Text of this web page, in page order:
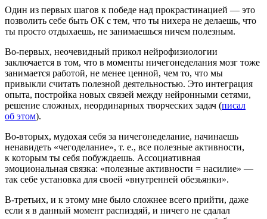
Один из первых шагов к победе над прокрастинацией — это
позволить себе быть ОК с тем, что ты нихера не делаешь, что
ты просто отдыхаешь, не занимаешься ничем полезным.
Во-первых, неочевидный прикол нейрофизиологии
заключается в том, что в моменты ничегонеделания мозг тоже
занимается работой, не менее ценной, чем то, что мы
привыкли считать полезной деятельностью. Это интеграция
опыта, постройка новых связей между нейронными сетями,
решение сложных, неординарных творческих задач (писал
об этом).
Во-вторых, мудохая себя за ничегонеделание, начинаешь
ненавидеть «чегоделание», т. е., все полезные активности,
к которым ты себя побуждаешь. Ассоциативная
эмоциональная связка: «полезные активности = насилие» —
так себе установка для своей «внутренней обезьянки».
В-третьих, и к этому мне было сложнее всего прийти, даже
если я в данный момент распиздяй, и ничего не сдалал